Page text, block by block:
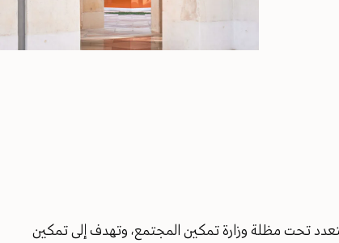
تحت مظلة وزارة تمكين المجتمع، وتهدف إلى تمكين